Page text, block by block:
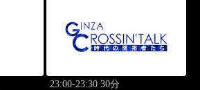
23:00-23:30 30分